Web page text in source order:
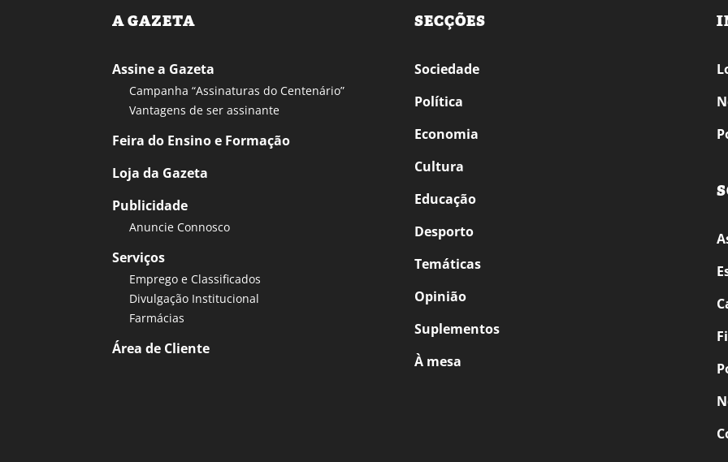
A GAZETA
Assine a Gazeta
Campanha “Assinaturas do Centenário”
Vantagens de ser assinante
Feira do Ensino e Formação
Loja da Gazeta
Publicidade
Anuncie Connosco
Serviços
Emprego e Classificados
Divulgação Institucional
Farmácias
Área de Cliente
SECÇÕES
Sociedade
Política
Economia
Cultura
Educação
Desporto
Temáticas
Opinião
Suplementos
À mesa